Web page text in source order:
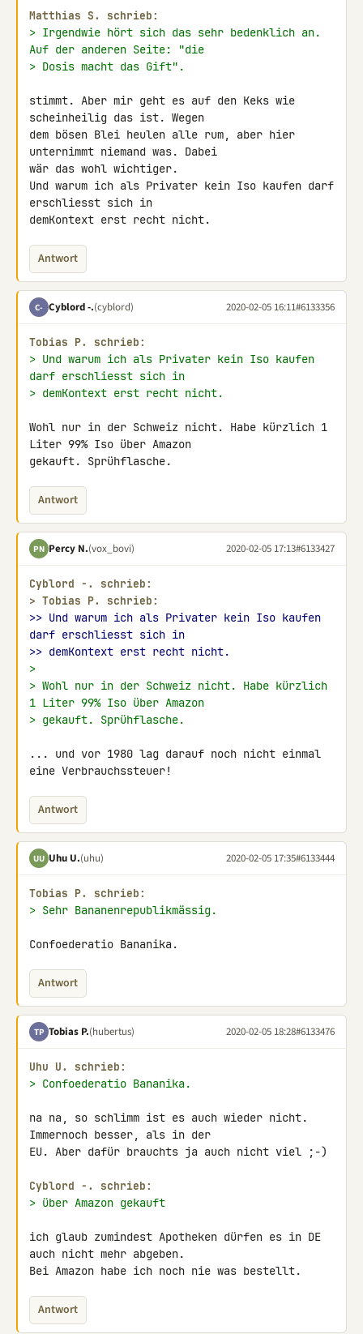
Matthias S. schrieb:
> Irgendwie hört sich das sehr bedenklich an.
Auf der anderen Seite: "die
> Dosis macht das Gift".
stimmt. Aber mir geht es auf den Keks wie
scheinheilig das ist. Wegen
dem bösen Blei heulen alle rum, aber hier
unternimmt niemand was. Dabei
wär das wohl wichtiger.
Und warum ich als Privater kein Iso kaufen darf
erschliesst sich in
demKontext erst recht nicht.
Antwort
C- Cyblord -.(cyblord) 2020-02-05 16:11#6133356
Tobias P. schrieb:
> Und warum ich als Privater kein Iso kaufen
darf erschliesst sich in
> demKontext erst recht nicht.
Wohl nur in der Schweiz nicht. Habe kürzlich 1
Liter 99% Iso über Amazon
gekauft. Sprühflasche.
Antwort
PN Percy N.(vox_bovi) 2020-02-05 17:13#6133427
Cyblord -. schrieb:
> Tobias P. schrieb:
>> Und warum ich als Privater kein Iso kaufen
darf erschliesst sich in
>> demKontext erst recht nicht.
>
> Wohl nur in der Schweiz nicht. Habe kürzlich
1 Liter 99% Iso über Amazon
> gekauft. Sprühflasche.
... und vor 1980 lag darauf noch nicht einmal
eine Verbrauchssteuer!
Antwort
UU Uhu U.(uhu) 2020-02-05 17:35#6133444
Tobias P. schrieb:
> Sehr Bananenrepublikmässig.
Confoederatio Bananika.
Antwort
TP Tobias P.(hubertus) 2020-02-05 18:28#6133476
Uhu U. schrieb:
> Confoederatio Bananika.
na na, so schlimm ist es auch wieder nicht.
Immernoch besser, als in der
EU. Aber dafür brauchts ja auch nicht viel ;-)
Cyblord -. schrieb:
> über Amazon gekauft
ich glaub zumindest Apotheken dürfen es in DE
auch nicht mehr abgeben.
Bei Amazon habe ich noch nie was bestellt.
Antwort